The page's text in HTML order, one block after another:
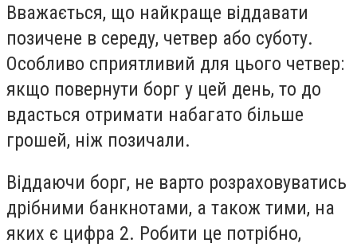
Вважається, що найкраще віддавати
позичене в середу, четвер або суботу.
Особливо сприятливий для цього четвер:
якщо повернути борг у цей день, то до
вдасться отримати набагато більше
грошей, ніж позичали.
Віддаючи борг, не варто розраховуватись
дрібними банкнотами, а також тими, на
яких є цифра 2. Робити це потрібно,